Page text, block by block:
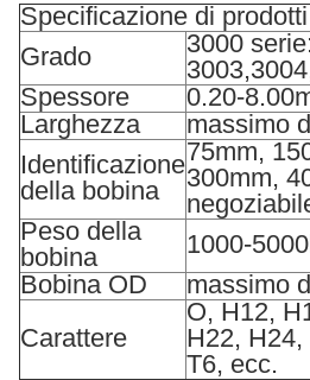
Specificazione di prodotti
Grado
3000 serie:
Spessore
0.20-
Larghezza
massimo
Identificazione
della bobina
75mm,
300mm,
Peso della
bobina
1000-
Bobina OD
massimo
Carattere
O, H12,
H22,
T6, ecc.